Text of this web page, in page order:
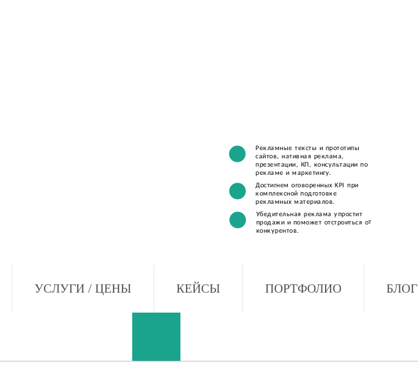
Рекламные тексты и прототипы
сайтов, нативная реклама,
презентации, КП, консультации по
рекламе и маркетингу.
Достигнем оговоренных KPI при
комплексной подготовке
рекламных материалов.
Убедительная реклама упростит
продажи и поможет отстроиться от
конкурентов.
УСЛУГИ / ЦЕНЫ КЕЙСЫ ПОРТФОЛИО БЛОГ